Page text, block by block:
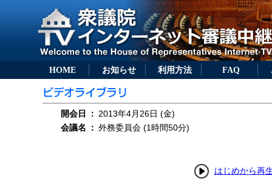
HOME お知らせ 利用方法 FAQ
開会日 ： 2013年4月26日 (金)
会議名
： 外務委員会 (1時間50分)
はじめから再